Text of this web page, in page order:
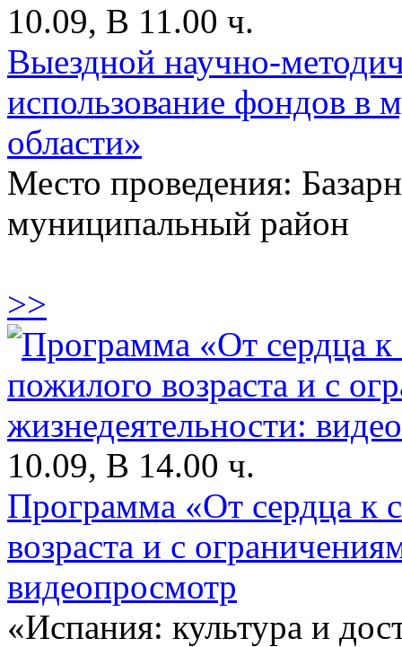
10.09, В 11.00 ч.
Выездной научно-
использование фондов в
области»
Место проведения:
муниципальный район
>>
10.09, В 14.00 ч.
Программа «От сердца к
возраста и с
видеопросмотр
«Испания: культура и